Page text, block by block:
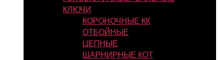
КЛЮЧИ
КОРОНОЧНЫЕ КК
ОТБОЙНЫЕ
ЦЕПНЫЕ
ШАРНИРНЫЕ КОТ